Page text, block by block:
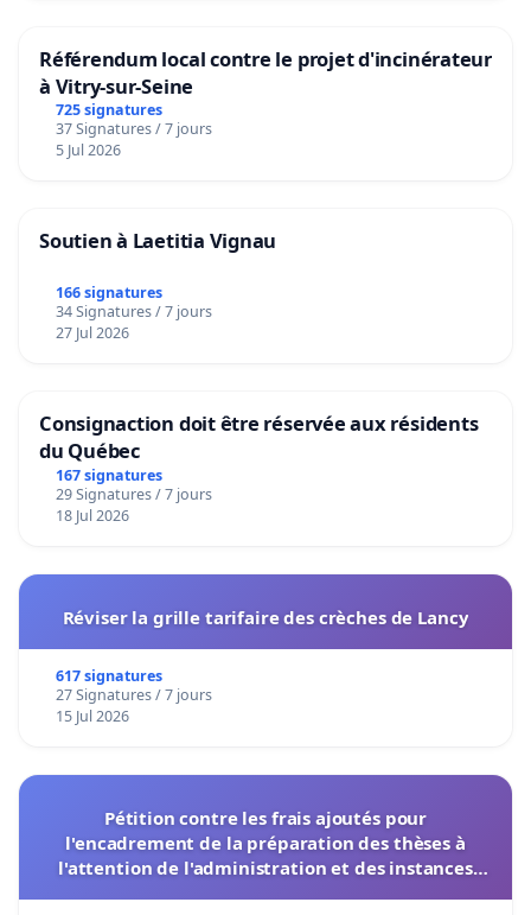
Référendum local contre le projet d'incinérateur
à Vitry-sur-Seine
725 signatures
37 Signatures / 7 jours
5 Jul 2026
Soutien à Laetitia Vignau
166 signatures
34 Signatures / 7 jours
27 Jul 2026
Consignaction doit être réservée aux résidents
du Québec
167 signatures
29 Signatures / 7 jours
18 Jul 2026
Réviser la grille tarifaire des crèches de Lancy
617 signatures
27 Signatures / 7 jours
15 Jul 2026
Pétition contre les frais ajoutés pour
l'encadrement de la préparation des thèses à
l'attention de l'administration et des instances